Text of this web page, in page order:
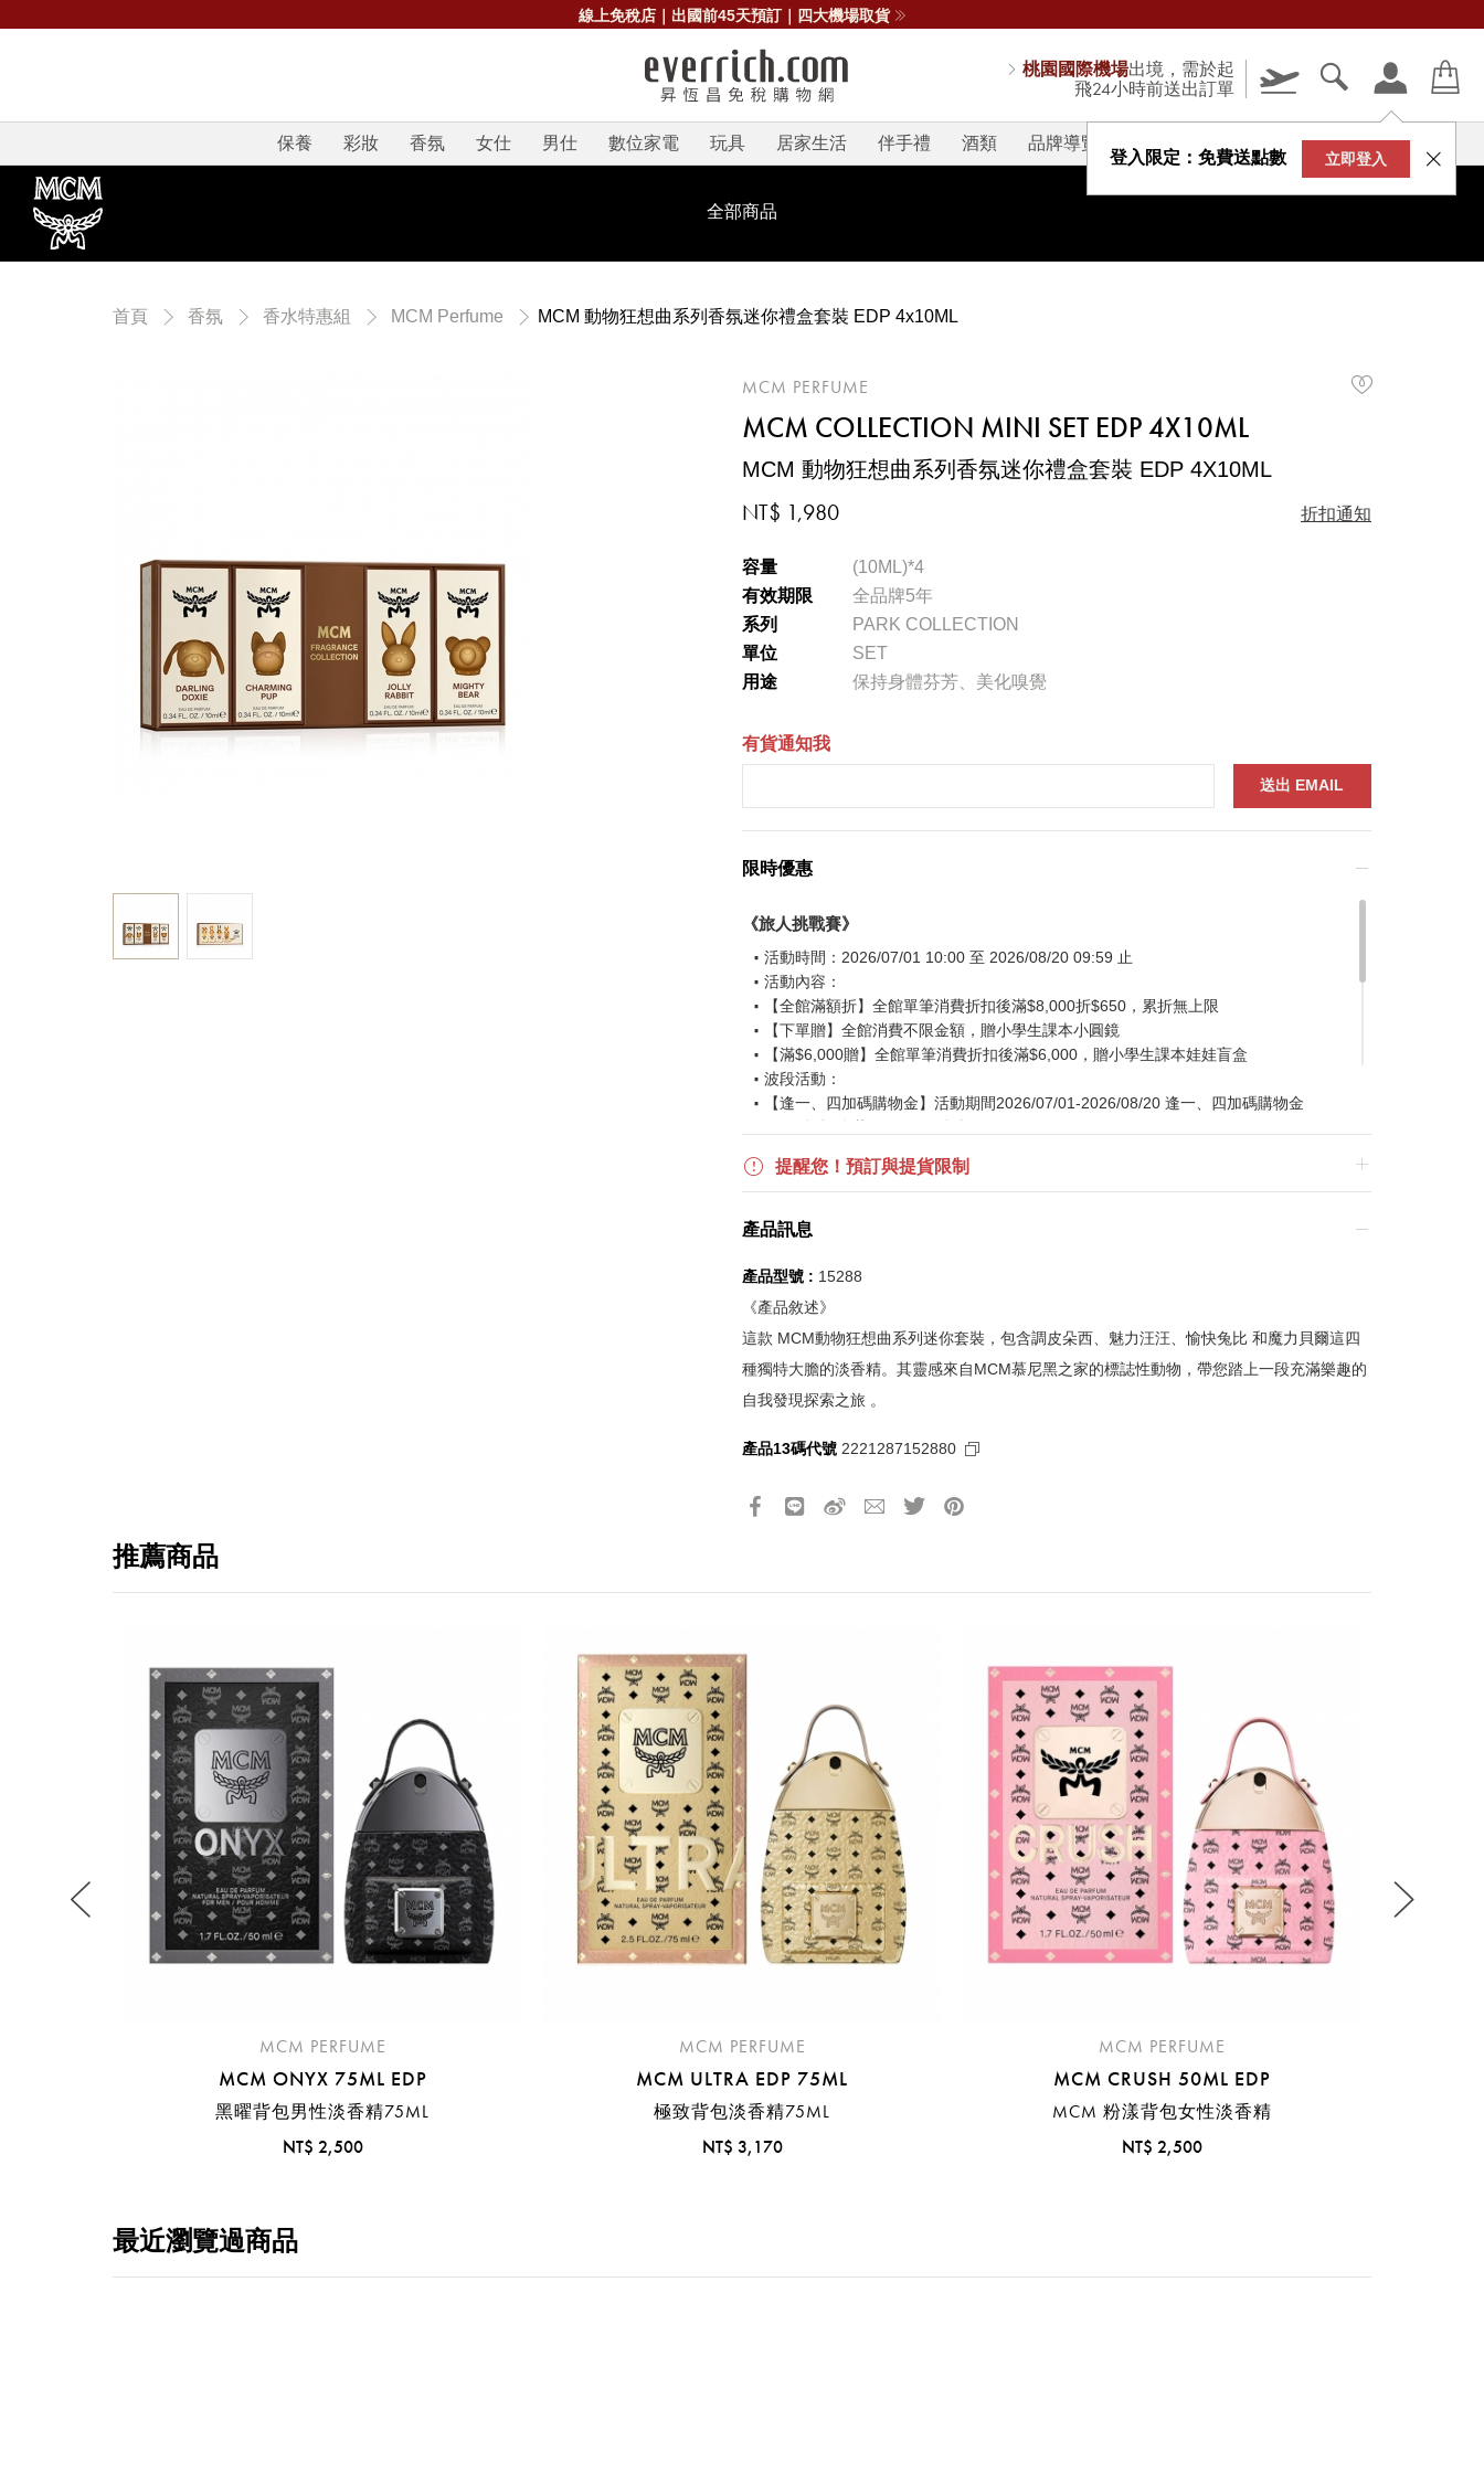
線上免稅店｜出國前45天預訂｜四大機場取貨
桃園國際機場出境，需於起
飛24小時前送出訂單
登入限定：免費送點數 立即登入
保養 彩妝 香氛 女仕 男仕 數位家電 玩具 居家生活 伴手禮 酒類 品牌導覽 V-STORY
全部商品
桃園國際機場(TPE)
臺中國際機場(RMQ)
高雄國際機場(KHH)
提醒您：
免稅品線上預訂服務限國際線出境旅客
使用
不同機場的下單時間皆不相同，細節或訂購流程指引，請瀏覽
購物流程說
明。
首頁 香氛 香水特惠組 MCM Perfume MCM 動物狂想曲系列香氛迷你禮盒套裝 EDP 4x10ML
您必須登入才有辦法使用喜愛清單！
MCM PERFUME
MCM COLLECTION MINI SET EDP 4X10ML
MCM 動物狂想曲系列香氛迷你禮盒套裝 EDP 4X10ML
NT$ 1,980 折扣通知
容量
(10ML)*4
有效期限
全品牌5年
系列
PARK COLLECTION
單位
SET
用途
保持身體芬芳、美化嗅覺
有貨通知我
限時優惠
《旅人挑戰賽》
活動時間：2026/07/01 10:00 至 2026/08/20 09:59 止
活動內容：
【全館滿額折】全館單筆消費折扣後滿$8,000折$650，累折無上限
【下單贈】全館消費不限金額，贈小學生課本小圓鏡
【滿$6,000贈】全館單筆消費折扣後滿$6,000，贈小學生課本娃娃盲盒
波段活動：
【逢一、四加碼購物金】活動期間2026/07/01-2026/08/20 逢一、四加碼購物金
活動詳情請參見
實際折扣金額以系統顯示為準
《網站活動限制說明》
所有活動皆訂單成立時間為準，贈品皆為數量有限，送完為止
所有活動皆以系統自動計算是否達到滿額優惠門檻，以系統計算為準
所有活動皆不可不同訂單相互累計
所有活動昇恆昌股份有限公司保留變更或終止之權利
提醒您！預訂與提貨限制
產品訊息
產品型號 : 15288
《產品敘述》
這款 MCM動物狂想曲系列迷你套裝，包含調皮朵西、魅力汪汪、愉快兔比 和魔力貝爾這四
種獨特大膽的淡香精。其靈感來自MCM慕尼黑之家的標誌性動物，帶您踏上一段充滿樂趣的
自我發現探索之旅 。
產品13碼代號 2221287152880
折扣通知
推薦商品
MCM PERFUME
MCM ONYX 75ML EDP
黑曜背包男性淡香精75ML
NT$ 2,500
MCM PERFUME
MCM ULTRA EDP 75ML
極致背包淡香精75ML
NT$ 3,170
MCM PERFUME
MCM CRUSH 50ML EDP
MCM 粉漾背包女性淡香精
NT$ 2,500
最近瀏覽過商品